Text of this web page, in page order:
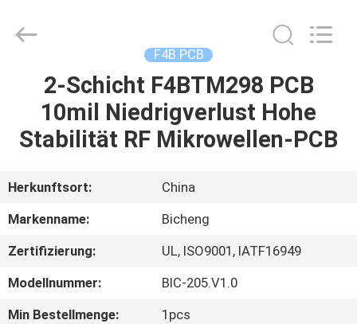
HAUSE
VIDEOS
ÜBER
UNS
F4B PCB
2-Schicht F4BTM298 PCB
10mil Niedrigverlust Hohe
Stabilität RF Mikrowellen-PCB
Herkunftsort:
China
Markenname:
Bicheng
Zertifizierung:
UL, ISO9001, IATF16949
Modellnummer:
BIC-205.V1.0
Min Bestellmenge:
1pcs